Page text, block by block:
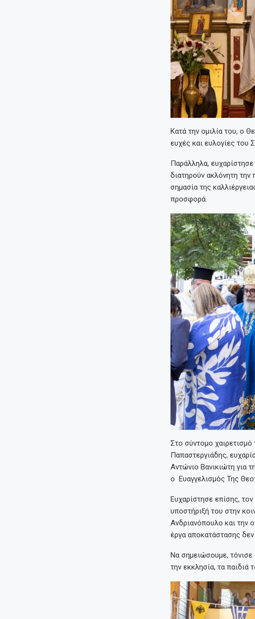
Κατά την ομιλία του, ο
ευχές και ευλογίες του
Παράλληλα,
διατηρούν ακλόνητη την
σημασία της
προσφορά.
Στο σύντομο
Παπαστεργιάδης,
Αντώνιο Βανικιώτη για
ο Ευαγγελισμός Της
Ευχαρίστησε επίσης,
υποστήριξή του στην
Ανδριανόπουλο και την
έργα αποκατάστασης δεν
Να σημειώσουμε, τόνισε
την εκκλησία, τα παιδιά